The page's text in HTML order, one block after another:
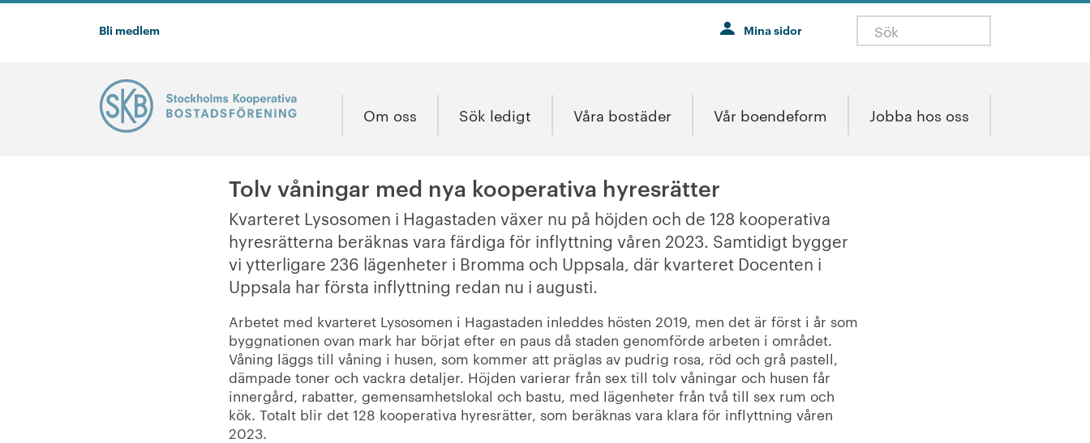
Bli medlem Mina sidor
Om oss Sök ledigt Våra bostäder Vår boendeform Jobba hos oss
Tolv våningar med nya kooperativa hyresrätter
Kvarteret Lysosomen i Hagastaden växer nu på höjden och de 128 kooperativa
hyresrätterna beräknas vara färdiga för inflyttning våren 2023. Samtidigt bygger
vi ytterligare 236 lägenheter i Bromma och Uppsala, där kvarteret Docenten i
Uppsala har första inflyttning redan nu i augusti.
Arbetet med kvarteret Lysosomen i Hagastaden inleddes hösten 2019, men det är först i år som
byggnationen ovan mark har börjat efter en paus då staden genomförde arbeten i området.
Våning läggs till våning i husen, som kommer att präglas av pudrig rosa, röd och grå pastell,
dämpade toner och vackra detaljer. Höjden varierar från sex till tolv våningar och husen får
innergård, rabatter, gemensamhetslokal och bastu, med lägenheter från två till sex rum och
kök. Totalt blir det 128 kooperativa hyresrätter, som beräknas vara klara för inflyttning våren
2023.